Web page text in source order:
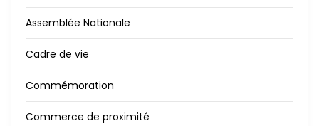
Assemblée Nationale
Cadre de vie
Commémoration
Commerce de proximité